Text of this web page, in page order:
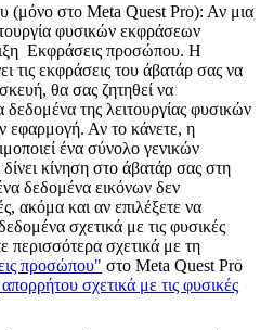
(μόνο στο Meta Quest Pro): Αν μια
φυσικών εκφράσεων
Εκφράσεις προσώπου. Η
τις εκφράσεις του άβατάρ σας να
θα σας ζητηθεί να
της λειτουργίας φυσικών
εφαρμογή. Αν το κάνετε, η
ένα σύνολο γενικών
κίνηση στο άβατάρ σας στη
δεδομένα εικόνων δεν
ακόμα και αν επιλέξετε να
σχετικά με τις φυσικές
σχετικά με τη
προσώπου" στο Meta Quest Pro
σχετικά με τις φυσικές